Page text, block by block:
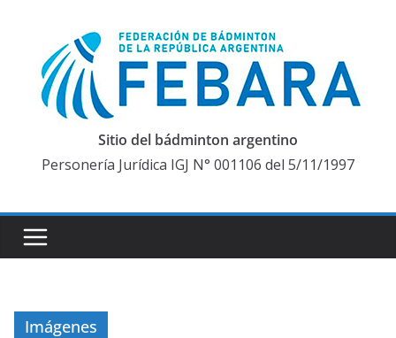
contenido
Sitio del bádminton argentino
Personería Jurídica IGJ N° 001106 del 5/11/1997
Imágenes